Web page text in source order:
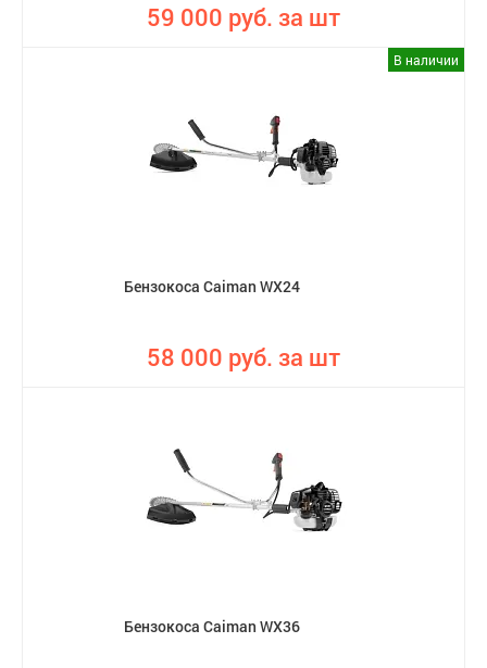
59 000 руб. за шт
В наличии
Бензокоса Caiman WX24
58 000 руб. за шт
Бензокоса Caiman WX36